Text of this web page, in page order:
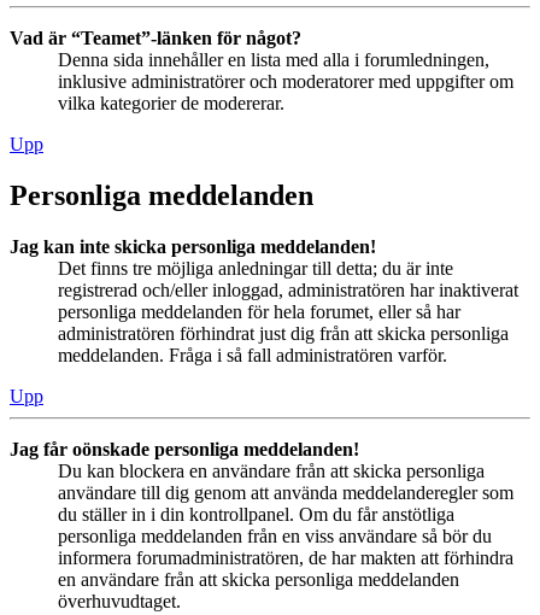
Vad är “Teamet”-länken för något?
Denna sida innehåller en lista med alla i forumledningen,
inklusive administratörer och moderatorer med uppgifter om
vilka kategorier de modererar.
Upp
Personliga meddelanden
Jag kan inte skicka personliga meddelanden!
Det finns tre möjliga anledningar till detta; du är inte
registrerad och/eller inloggad, administratören har inaktiverat
personliga meddelanden för hela forumet, eller så har
administratören förhindrat just dig från att skicka personliga
meddelanden. Fråga i så fall administratören varför.
Upp
Jag får oönskade personliga meddelanden!
Du kan blockera en användare från att skicka personliga
användare till dig genom att använda meddelanderegler som
du ställer in i din kontrollpanel. Om du får anstötliga
personliga meddelanden från en viss användare så bör du
informera forumadministratören, de har makten att förhindra
en användare från att skicka personliga meddelanden
överhuvudtaget.